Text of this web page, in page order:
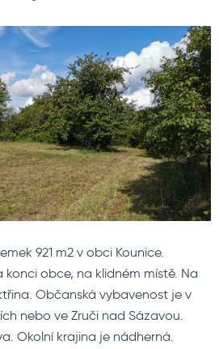
921 m2 v obci Kounice.
konci obce, na klidném místě. Na
Občanská vybavenost je v
nebo ve Zruči nad Sázavou.
Okolní krajina je nádherná.